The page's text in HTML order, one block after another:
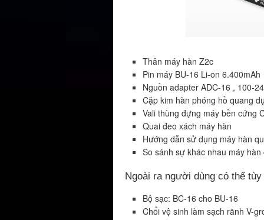
Thân máy hàn Z2c
Pin máy BU-16 Li-on 6.400mAh
Nguồn adapter ADC-16 , 100-
Cặp kim hàn phóng hồ quang
Vali thùng đựng máy bền cứng
Quai đeo xách máy hàn
Hướng dẫn sử dụng máy hàn
So sánh sự khác nhau máy
Ngoài ra người dùng có thể
Bộ sạc: BC-16 cho BU-16
Chổi vệ sinh làm sạch rãnh V-